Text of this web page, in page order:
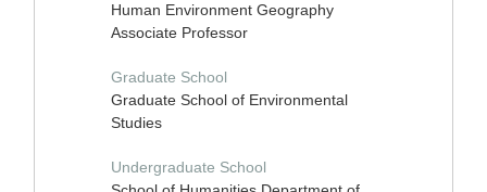
Human Environment Geography
Associate Professor
Graduate School
Graduate School of Environmental
Studies
Undergraduate School